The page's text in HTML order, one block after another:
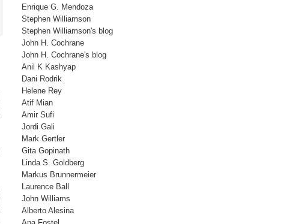
Enrique G. Mendoza
Stephen Williamson
Stephen Williamson's blog
John H. Cochrane
John H. Cochrane's blog
Anil K Kashyap
Dani Rodrik
Helene Rey
Atif Mian
Amir Sufi
Jordi Gali
Mark Gertler
Gita Gopinath
Linda S. Goldberg
Markus Brunnermeier
Laurence Ball
John Williams
Alberto Alesina